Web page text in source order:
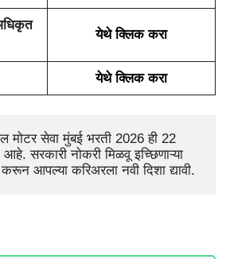
येथे क्लिक करा
येथे क्लिक करा
मोटर सेवा मुंबई भरती 2026 ही 22
आहे. सरकारी नोकरी मिळवू इच्छिणाऱ्या
आपल्या करिअरला नवी दिशा द्यावी.